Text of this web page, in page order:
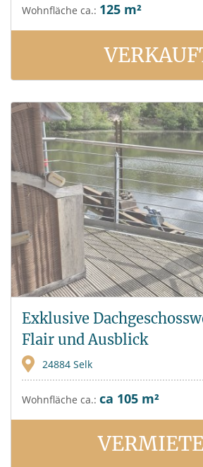
Wohnfläche ca.: 125 m²
Exklusive
Flair und Ausblick
24884 Selk
Wohnfläche ca.: ca 105 m²